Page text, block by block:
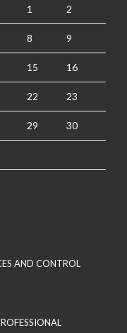
1 2
8 9
15 16
22 23
29 30
AND CONTROL